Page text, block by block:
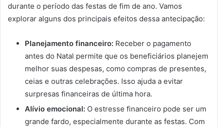
durante o período das festas de fim de ano. Vamos
explorar alguns dos principais efeitos dessa antecipação:
Planejamento financeiro: Receber o pagamento
antes do Natal permite que os beneficiários planejem
melhor suas despesas, como compras de presentes,
ceias e outras celebrações. Isso ajuda a evitar
surpresas financeiras de última hora.
Alívio emocional: O estresse financeiro pode ser um
grande fardo, especialmente durante as festas. Com